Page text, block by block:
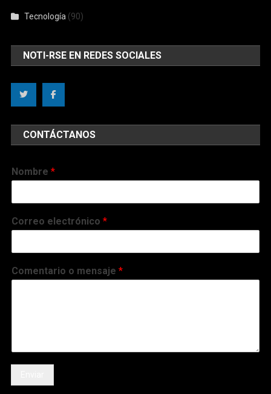
Tecnología (90)
NOTI-RSE EN REDES SOCIALES
CONTÁCTANOS
Nombre*
Correo electrónico*
Comentario o mensaje*